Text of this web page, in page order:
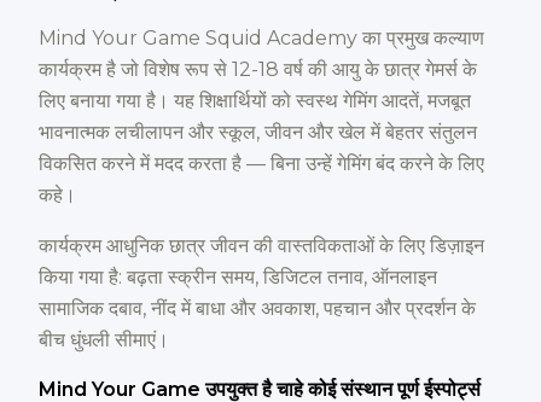
Mind Your Game Squid Academy का प्रमुख कल्याण
कार्यक्रम है जो विशेष रूप से 12-18 वर्ष की आयु के छात्र गेमर्स के
लिए बनाया गया है। यह शिक्षार्थियों को स्वस्थ गेमिंग आदतें, मजबूत
भावनात्मक लचीलापन और स्कूल, जीवन और खेल में बेहतर संतुलन
विकसित करने में मदद करता है — बिना उन्हें गेमिंग बंद करने के लिए
कहे।
कार्यक्रम आधुनिक छात्र जीवन की वास्तविकताओं के लिए डिज़ाइन
किया गया है: बढ़ता स्क्रीन समय, डिजिटल तनाव, ऑनलाइन
सामाजिक दबाव, नींद में बाधा और अवकाश, पहचान और प्रदर्शन के
बीच धुंधली सीमाएं।
Mind Your Game उपयुक्त है चाहे कोई संस्थान पूर्ण ईस्पोर्ट्स